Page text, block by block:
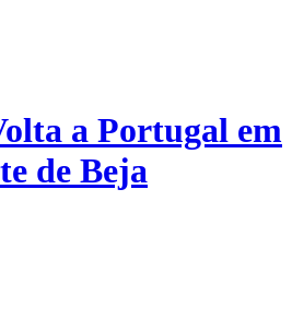
a Portugal em
de Beja